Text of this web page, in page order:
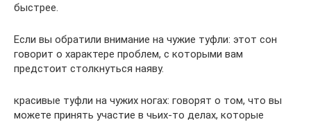
быстрее.
Если вы обратили внимание на чужие туфли: этот сон
говорит о характере проблем, с которыми вам
предстоит столкнуться наяву.
красивые туфли на чужих ногах: говорят о том, что вы
можете принять участие в чьих-то делах, которые